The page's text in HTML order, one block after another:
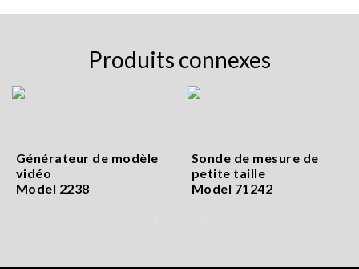
Produits connexes
Générateur de modèle
vidéo
Model 2238
Sonde de mesure de
petite taille
Model 71242